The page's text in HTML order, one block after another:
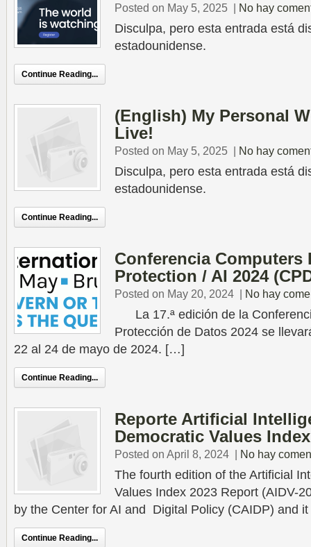
Posted on May 5, 2025 | No hay
Disculpa, pero esta entrada está
estadounidense.
Continue Reading...
(English) My Personal
Live!
Posted on May 5, 2025 | No hay
Disculpa, pero esta entrada está
estadounidense.
Continue Reading...
Conferencia Computers
Protection / AI 2024
Posted on May 20, 2024 | No hay
La 17.ª edición de la
Protección de Datos 2024 se
22 al 24 de mayo de 2024. […]
Continue Reading...
Reporte Artificial
Democratic Values
Posted on April 8, 2024 | No hay
The fourth edition of the Artificial
Values Index 2023 Report (AIDV-
by the Center for AI and Digital Policy (CAIDP) and
Continue Reading...